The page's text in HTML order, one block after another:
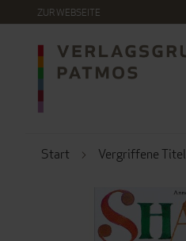
ZUR WEBSEITE
DIREKT
INHALT
Start Vergriffene Titel